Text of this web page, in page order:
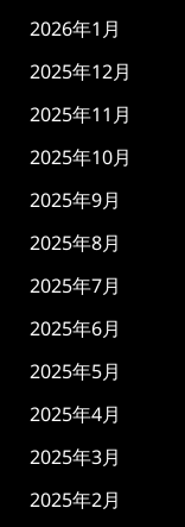
2026年1月
2025年12月
2025年11月
2025年10月
2025年9月
2025年8月
2025年7月
2025年6月
2025年5月
2025年4月
2025年3月
2025年2月